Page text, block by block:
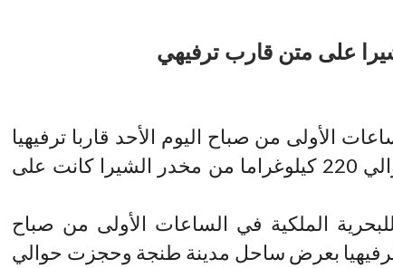
الأولى من صباح اليوم الأحد قاربا ترفيهيا
بعرض ساحل مدينة طنجة وحجزت حوالي 220 كيلوغراما من مخدر الشيرا كانت على
الملكية في الساعات الأولى من صباح
ترفيهيا بعرض ساحل مدينة طنجة وحجزت حوالي